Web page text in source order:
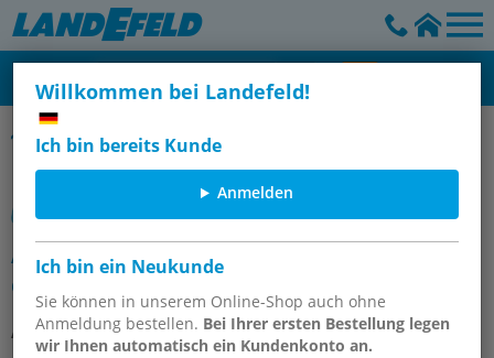
Willkommen bei Landefeld!
Ich bin bereits Kunde
Anmelden
Ich bin ein Neukunde
Sie können in unserem Online-Shop auch ohne
Anmeldung bestellen. Bei Ihrer ersten Bestellung legen
wir Ihnen automatisch ein Kundenkonto an.
Einstellbare Stoßdämpfer, MA
ACE-Stoßdämpfer, M 8x1,
einstellbar, Hub 8 mm
Artikelnummer: MA 30 EUM